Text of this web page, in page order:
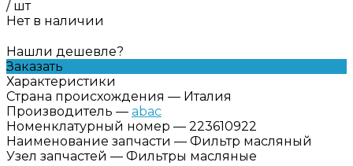
/ шт
Нет в наличии
Нашли дешевле?
Заказать
Характеристики
Страна происхождения — Италия
Производитель — abac
Номенклатурный номер — 223610922
Наименование запчасти — Фильтр масляный
Узел запчастей — Фильтры масляные